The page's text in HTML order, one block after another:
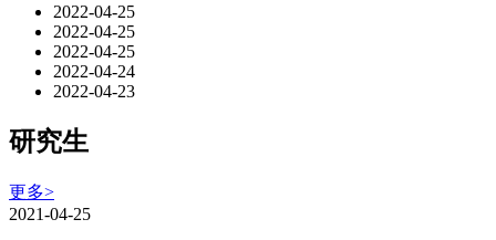
2022-04-25
2022-04-25
2022-04-25
2022-04-24
2022-04-23
研究生
更多>
2021-04-25